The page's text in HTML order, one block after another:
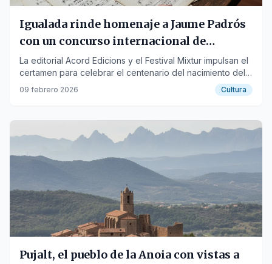
Igualada rinde homenaje a Jaume Padrós
con un concurso internacional de
composición para acordeón
La editorial Acord Edicions y el Festival Mixtur impulsan el
certamen para celebrar el centenario del nacimiento del
compositor en 2026.
09 febrero 2026 Cultura
Pujalt, el pueblo de la Anoia con vistas a